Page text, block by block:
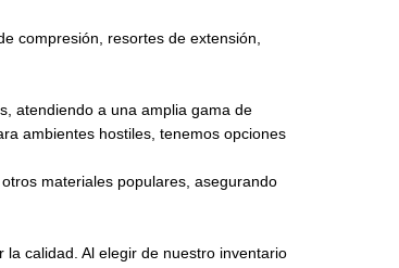
compresión, resortes de extensión,
atendiendo a una amplia gama de
ambientes hostiles, tenemos opciones
materiales populares, asegurando
calidad. Al elegir de nuestro inventario